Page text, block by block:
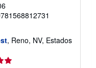
, Reno, NV, Estados